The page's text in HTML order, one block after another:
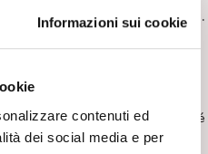
Informazioni sui cookie
contenuti ed
dei social media e per
per sentirsi vivo”(pag. 44).
di pazienti adulti l’infantile
richiamando l’agonia primitiva
lavoro necessario di fronte al
ripetizione del trauma affinché
che il paziente è in grado di